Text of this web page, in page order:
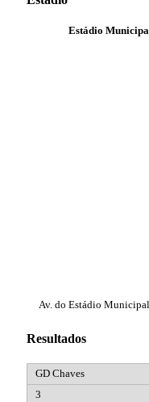
Estádio
Av. do Estádio
Resultados